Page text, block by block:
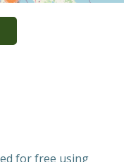
for free using